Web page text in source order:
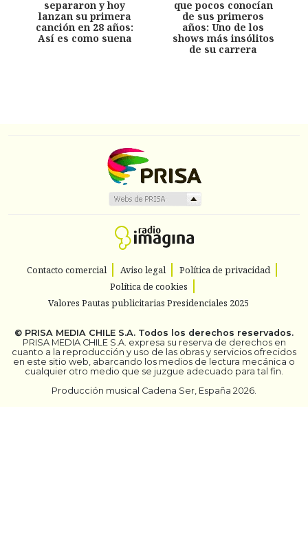
separaron y hoy
lanzan su primera
canción en 28 años:
Así es como suena
que pocos conocían
de sus primeros
años: Uno de los
shows más insólitos
de su carrera
Contacto comercial Aviso legal
Política de privacidad
Política de cookies
Valores Pautas publicitarias Presidenciales 2025
© PRISA MEDIA CHILE S.A. Todos los derechos reservados.
PRISA MEDIA CHILE S.A. expresa su reserva de derechos en
cuanto a la reproducción y uso de las obras y servicios ofrecidos
en este sitio web, abarcando los medios de lectura mecánica o
cualquier otro medio que se juzgue adecuado para tal fin.
Producción musical Cadena Ser, España 2026.